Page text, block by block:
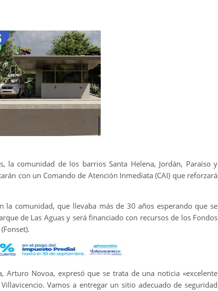
la comunidad de los barrios Santa Helena, Jordán, Paraíso y
con un Comando de Atención Inmediata (CAI) que reforzará
la comunidad, que llevaba más de 30 años esperando que se
de Las Aguas y será financiado con recursos de los Fondos
Arturo Novoa, expresó que se trata de una noticia «excelente
Vamos a entregar un sitio adecuado de seguridad